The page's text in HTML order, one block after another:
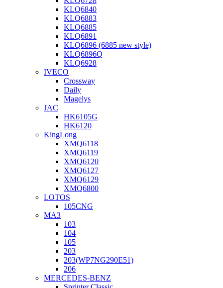
KLQ6840
KLQ6883
KLQ6885
KLQ6891
KLQ6896 (6885 new style)
KLQ6896Q
KLQ6928
IVECO
Crossway
Daily
Magelys
JAC
HK6105G
HK6120
KingLong
XMQ6118
XMQ6119
XMQ6120
XMQ6127
XMQ6129
XMQ6800
LOTOS
105CNG
МАЗ
103
104
105
203
203(WP7NG290E51)
206
MERCEDES-BENZ